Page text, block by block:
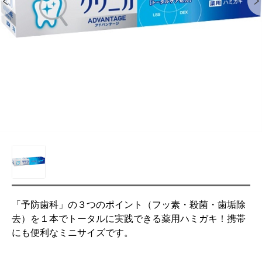
「予防歯科」の３つのポイント（フッ素・殺菌・歯垢除
去）を１本でトータルに実践できる薬用ハミガキ！携帯
にも便利なミニサイズです。